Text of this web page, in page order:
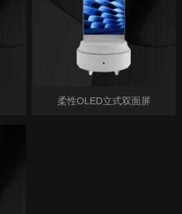
柔性OLED立式双面屏